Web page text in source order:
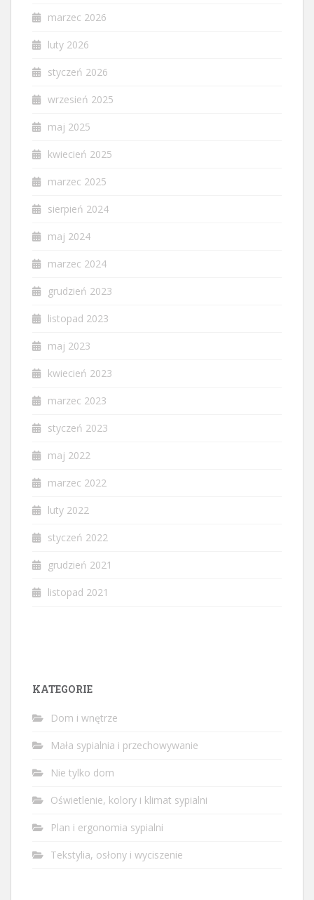
marzec 2026
luty 2026
styczeń 2026
wrzesień 2025
maj 2025
kwiecień 2025
marzec 2025
sierpień 2024
maj 2024
marzec 2024
grudzień 2023
listopad 2023
maj 2023
kwiecień 2023
marzec 2023
styczeń 2023
maj 2022
marzec 2022
luty 2022
styczeń 2022
grudzień 2021
listopad 2021
KATEGORIE
Dom i wnętrze
Mała sypialnia i przechowywanie
Nie tylko dom
Oświetlenie, kolory i klimat sypialni
Plan i ergonomia sypialni
Tekstylia, osłony i wyciszenie